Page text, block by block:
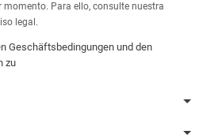
momento. Para ello, consulte nuestra
legal.
Geschäftsbedingungen und den
zu